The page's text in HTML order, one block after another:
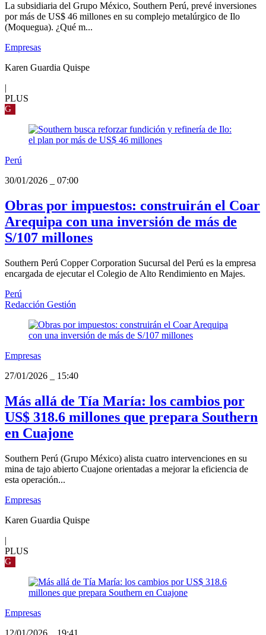
La subsidiaria del Grupo México, Southern Perú, prevé inversiones
por más de US$ 46 millones en su complejo metalúrgico de Ilo
(Moquegua). ¿Qué m...
Empresas
Karen Guardia Quispe
|
PLUS
G
Perú
30/01/2026
07:00
Obras por impuestos: construirán el Coar
Arequipa con una inversión de más de
S/107 millones
Southern Perú Copper Corporation Sucursal del Perú es la empresa
encargada de ejecutar el Colegio de Alto Rendimiento en Majes.
Perú
Redacción Gestión
Empresas
27/01/2026
15:40
Más allá de Tía María: los cambios por
US$ 318.6 millones que prepara Southern
en Cuajone
Southern Perú (Grupo México) alista cuatro intervenciones en su
mina de tajo abierto Cuajone orientadas a mejorar la eficiencia de
esta operación...
Empresas
Karen Guardia Quispe
|
PLUS
G
Empresas
12/01/2026
19:41